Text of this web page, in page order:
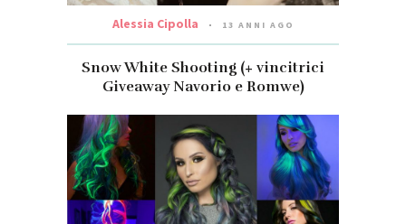
Alessia Cipolla 13 ANNI AGO
Snow White Shooting (+ vincitrici
Giveaway Navorio e Romwe)